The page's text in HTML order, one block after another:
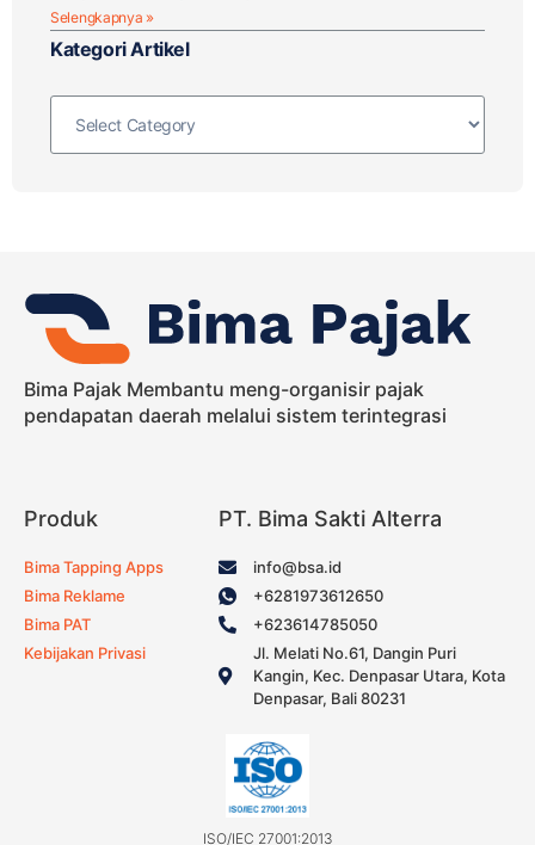
Selengkapnya »
Kategori Artikel
Bima Pajak Membantu meng-organisir pajak
pendapatan daerah melalui sistem terintegrasi
Produk
Bima Tapping Apps
Bima Reklame
Bima PAT
Kebijakan Privasi
PT. Bima Sakti Alterra
info@bsa.id
+6281973612650
+623614785050
Jl. Melati No.61, Dangin Puri
Kangin, Kec. Denpasar Utara, Kota
Denpasar, Bali 80231
ISO/IEC 27001:2013